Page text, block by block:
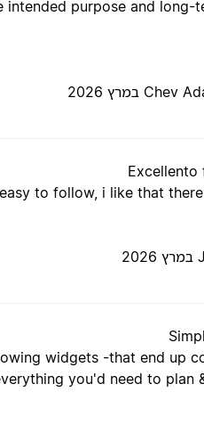
purpose and long-
Chev
Excellento
to follow, i like that
widgets -that end up
you'd need to plan